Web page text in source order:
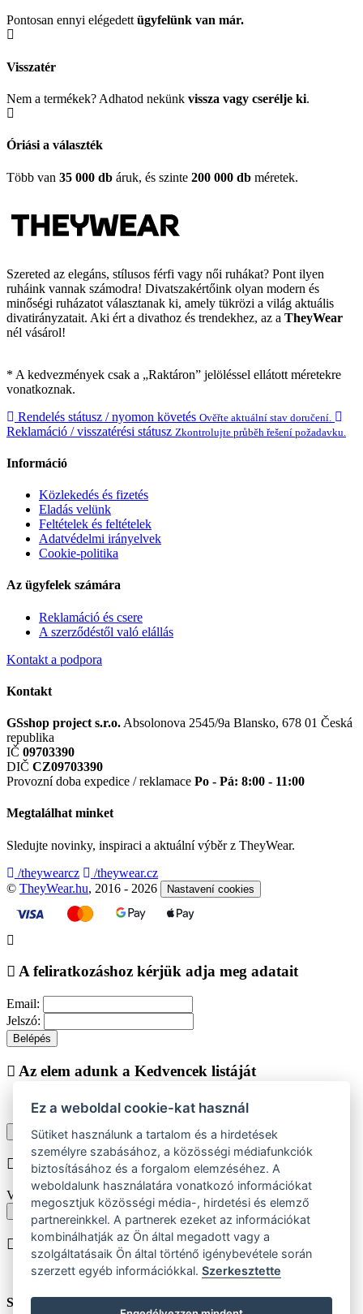
Pontosan ennyi elégedettügyfelünk van már.
Visszatér
Nem a termékek? Adhatod nekünk vissza vagy cserélje ki.
Óriási a választék
Több van 35 000 db áruk, és szinte 200 000 db méretek.
Szereted az elegáns, stílusos férfi vagy női ruhákat? Pont ilyen
ruháink vannak számodra! Divatszakértőink olyan modern és
minőségi ruházatot választanak ki, amely tükrözi a világ aktuális
divatirányzatait. Aki ért a divathoz és trendekhez, az a TheyWear
nél vásárol!
* A kedvezmények csak a „Raktáron” jelöléssel ellátott méretekre
vonatkoznak.
Rendelés státusz / nyomon követés Ověřte aktuální stav doručení.
Reklamáció / visszatérési státusz Zkontrolujte průběh řešení požadavku.
Információ
Közlekedés és fizetés
Eladás velünk
Feltételek és feltételek
Adatvédelmi irányelvek
Cookie-politika
Az ügyfelek számára
Reklamáció és csere
A szerződéstől való elállás
Kontakt a podpora
Kontakt
GSshop project s.r.o. Absolonova 2545/9a Blansko, 678 01 Česká
republika
IČ 09703390
DIČ CZ09703390
Provozní doba expedice / reklamace Po - Pá: 8:00 - 11:00
Megtalálhat minket
Sledujte novinky, inspiraci a aktuální výběr z TheyWear.
/theywearcz
/theywear.cz
© TheyWear.hu, 2016 - 2026 Nastavení cookies
A feliratkozáshoz kérjük adja meg adatait
Email:
Jelszó:
Belépés
Az elem adunk a Kedvencek listáját
Vásárlás folytatása Megjelenítése kedvencek listájához
Chyba při vkládání do košíku
Vyberte prosím velikost produktu
Vissza a méretekhez
A terméket beiktatjuk helyezése
Szám:
Ez a weboldal cookie-kat használ
Sütiket használunk a tartalom és a hirdetések
személyre szabásához, a közösségi médiafunkciók
biztosításához és a forgalom elemzéséhez. A
weboldalunk használatára vonatkozó információkat
megosztjuk közösségi média-, hirdetési és elemző
partnereinkkel. A partnerek ezeket az információkat
kombinálhatják az Ön által megadott vagy a
szolgáltatásaik Ön által történő igénybevétele során
szerzett egyéb információkkal.Szerkesztette